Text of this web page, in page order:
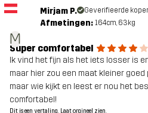
M
Mirjam P. Geverifieerde koper
Afmetingen: 164cm, 63kg
Super comfortabel
Ik vind het fijn als het iets losser is
maar hier zou een maat kleiner
maar wie kijkt en leest er nou het
comfortabel!
Dit is een vertaling. Laat orgineel zien.